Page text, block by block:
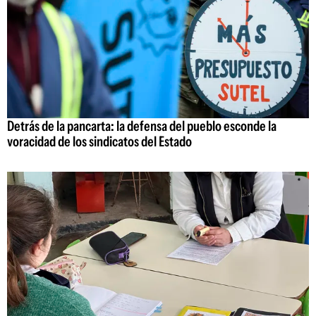
Detrás de la pancarta: la defensa del pueblo esconde la
voracidad de los sindicatos del Estado